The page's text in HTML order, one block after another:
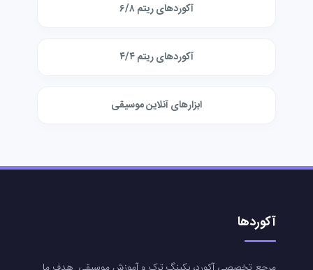
آکوردهای ریتم ۶/۸
آکوردهای ریتم ۴/۴
ابزارهای آنلاین موسیقی
آکوردها